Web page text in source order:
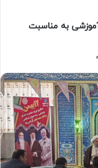
به مناسبت